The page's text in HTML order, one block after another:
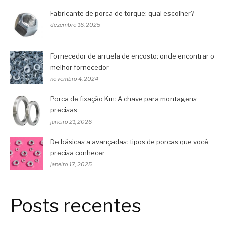
Fabricante de porca de torque: qual escolher?
dezembro 16, 2025
Fornecedor de arruela de encosto: onde encontrar o
melhor fornecedor
novembro 4, 2024
Porca de fixação Km: A chave para montagens
precisas
janeiro 21, 2026
De básicas a avançadas: tipos de porcas que você
precisa conhecer
janeiro 17, 2025
Posts recentes